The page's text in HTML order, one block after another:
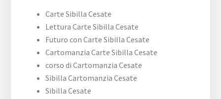
Carte Sibilla Cesate
Lettura Carte Sibilla Cesate
Futuro con Carte Sibilla Cesate
Cartomanzia Carte Sibilla Cesate
corso di Cartomanzia Cesate
Sibilla Cartomanzia Cesate
Sibilla Cesate